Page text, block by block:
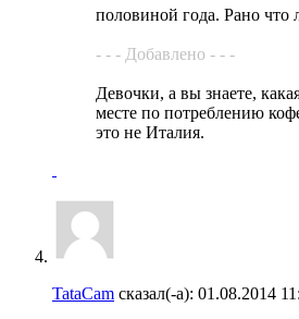
половиной года. Рано что
- - - Добавлено - - -
Девочки, а вы знаете,
месте по потреблению
это не Италия.
TataCam сказал(-а): 01.08.2014